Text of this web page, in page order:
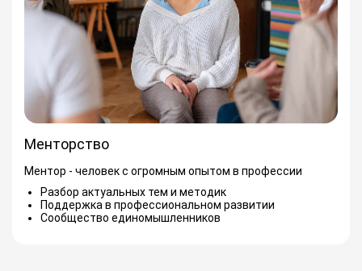
Менторство
Ментор - человек с огромным опытом в профессии
Разбор актуальных тем и методик
Поддержка в профессиональном развитии
Сообщество единомышленников